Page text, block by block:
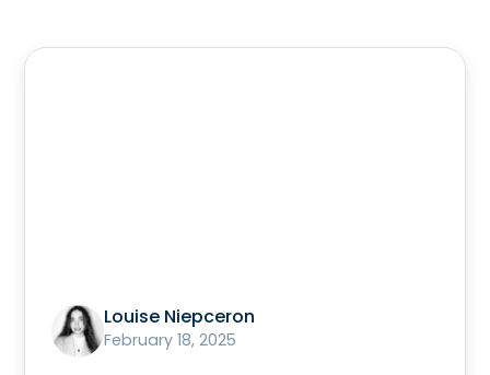
Louise Niepceron
February 18, 2025